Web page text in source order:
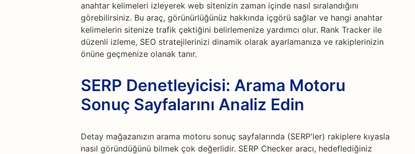
anahtar kelimeleri izleyerek web sitenizin zaman içinde nasıl sıralandığını
görebilirsiniz. Bu araç, görünürlüğünüz hakkında içgörü sağlar ve hangi anahtar
kelimelerin sitenize trafik çektiğini belirlemenize yardımcı olur. Rank Tracker ile
düzenli izleme, SEO stratejilerinizi dinamik olarak ayarlamanıza ve rakiplerinizin
önüne geçmenize olanak tanır.
SERP Denetleyicisi: Arama Motoru
Sonuç Sayfalarını Analiz Edin
Detay mağazanızın arama motoru sonuç sayfalarında (SERP'ler) rakiplere kıyasla
nasıl göründüğünü bilmek çok değerlidir. SERP Checker aracı, hedeflediğiniz